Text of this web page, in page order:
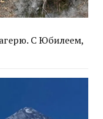
С Юбилеем,